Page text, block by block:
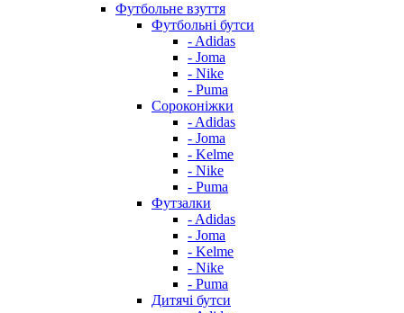
Футбольне взуття
Футбольні бутси
- Adidas
- Joma
- Nike
- Puma
Сороконіжки
- Adidas
- Joma
- Kelme
- Nike
- Puma
Футзалки
- Adidas
- Joma
- Kelme
- Nike
- Puma
Дитячі бутси